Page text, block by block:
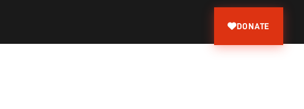
DONATE